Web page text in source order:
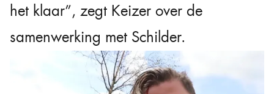
het klaar”, zegt Keizer over de
samenwerking met Schilder.